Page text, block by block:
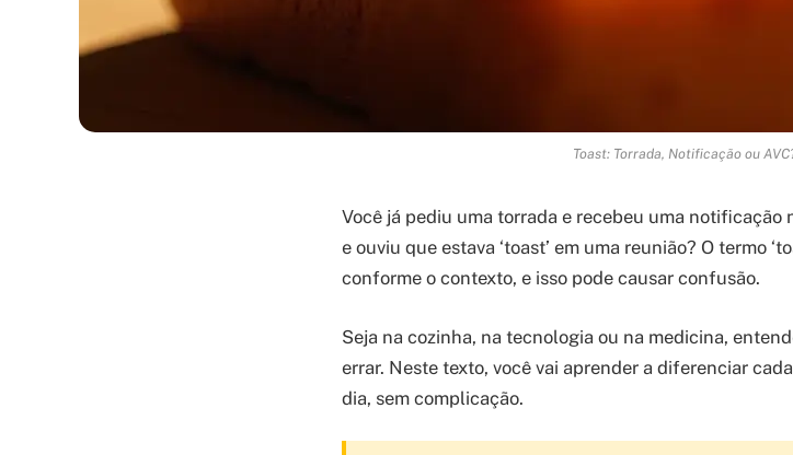
Toast: Torrada, Notificação ou
Você já pediu uma torrada e recebeu uma notificação
e ouviu que estava ‘toast’ em uma reunião? O termo
conforme o contexto, e isso pode causar confusão.
Seja na cozinha, na tecnologia ou na medicina,
errar. Neste texto, você vai aprender a diferenciar
dia, sem complicação.